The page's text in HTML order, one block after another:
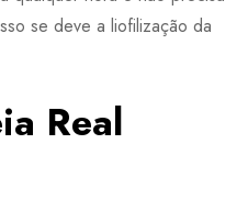
se deve a liofilização da
Real